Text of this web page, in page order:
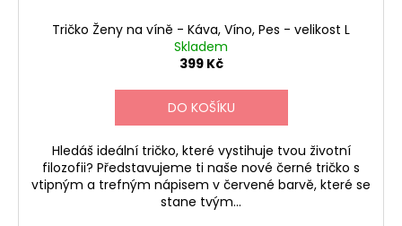
Tričko Ženy na víně - Káva, Víno, Pes - velikost L
Skladem
399 Kč
DO KOŠÍKU
Hledáš ideální tričko, které vystihuje tvou životní
filozofii? Představujeme ti naše nové černé tričko s
vtipným a trefným nápisem v červené barvě, které se
stane tvým...